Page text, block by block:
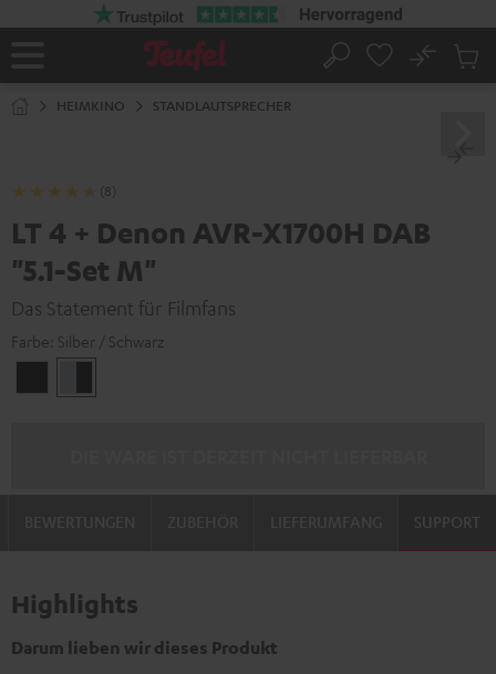
Startseite
Suche
No
HEIMKINO STANDLAUTSPRECHER
(8)
LT 4 + Denon AVR-X1700H DAB
"5.1-Set M"
Das Statement für Filmfans
Farbe: Silber / Schwarz
/
SUPPORT
Highlights
Darum lieben wir dieses Produkt